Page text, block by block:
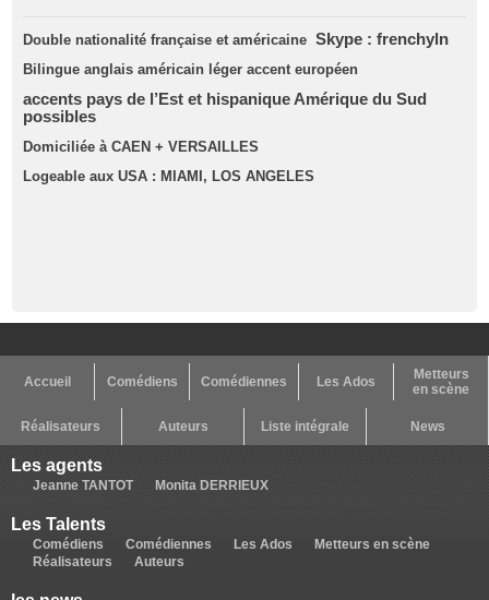
Double nationalité française et américaineSkype : frenchyln
Bilingue anglais américain léger accent européen
accents pays de l’Est et hispanique Amérique du Sud
possibles
Domiciliée à CAEN + VERSAILLES
Logeable aux USA : MIAMI, LOS ANGELES
Accueil Comédiens Comédiennes Les Ados
Metteurs
en scène
Réalisateurs Auteurs Liste intégrale News
Les agents
Jeanne TANTOT Monita DERRIEUX
Les Talents
Comédiens Comédiennes Les Ados
Metteurs en scène
Réalisateurs
Auteurs